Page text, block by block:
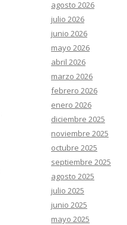
agosto 2026
julio 2026
junio 2026
mayo 2026
abril 2026
marzo 2026
febrero 2026
enero 2026
diciembre 2025
noviembre 2025
octubre 2025
septiembre 2025
agosto 2025
julio 2025
junio 2025
mayo 2025